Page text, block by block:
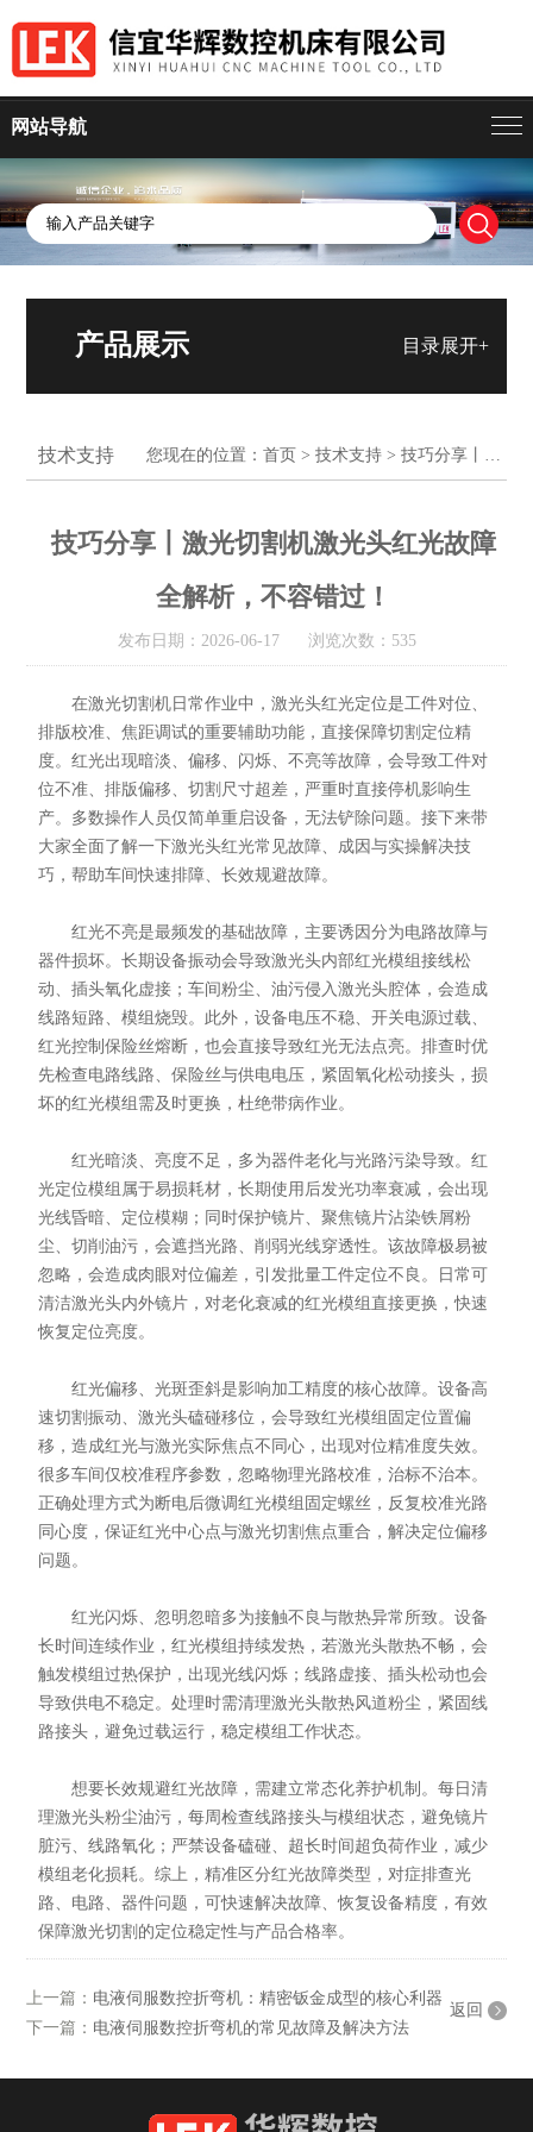
网站导航
目录展开+
产品展示
技术支持 您现在的位置：首页 >技术支持 > 技巧分享丨激光切割机激光头红光故障全解析，不容错过！
技巧分享丨激光切割机激光头红光故障
全解析，不容错过！
发布日期：2026-06-17 浏览次数：535
在激光切割机日常作业中，激光头红光定位是工件对位、
排版校准、焦距调试的重要辅助功能，直接保障切割定位精
度。红光出现暗淡、偏移、闪烁、不亮等故障，会导致工件对
位不准、排版偏移、切割尺寸超差，严重时直接停机影响生
产。多数操作人员仅简单重启设备，无法铲除问题。接下来带
大家全面了解一下激光头红光常见故障、成因与实操解决技
巧，帮助车间快速排障、长效规避故障。
红光不亮是最频发的基础故障，主要诱因分为电路故障与
器件损坏。长期设备振动会导致激光头内部红光模组接线松
动、插头氧化虚接；车间粉尘、油污侵入激光头腔体，会造成
线路短路、模组烧毁。此外，设备电压不稳、开关电源过载、
红光控制保险丝熔断，也会直接导致红光无法点亮。排查时优
先检查电路线路、保险丝与供电电压，紧固氧化松动接头，损
坏的红光模组需及时更换，杜绝带病作业。
红光暗淡、亮度不足，多为器件老化与光路污染导致。红
光定位模组属于易损耗材，长期使用后发光功率衰减，会出现
光线昏暗、定位模糊；同时保护镜片、聚焦镜片沾染铁屑粉
尘、切削油污，会遮挡光路、削弱光线穿透性。该故障极易被
忽略，会造成肉眼对位偏差，引发批量工件定位不良。日常可
清洁激光头内外镜片，对老化衰减的红光模组直接更换，快速
恢复定位亮度。
红光偏移、光斑歪斜是影响加工精度的核心故障。设备高
速切割振动、激光头磕碰移位，会导致红光模组固定位置偏
移，造成红光与激光实际焦点不同心，出现对位精准度失效。
很多车间仅校准程序参数，忽略物理光路校准，治标不治本。
正确处理方式为断电后微调红光模组固定螺丝，反复校准光路
同心度，保证红光中心点与激光切割焦点重合，解决定位偏移
问题。
红光闪烁、忽明忽暗多为接触不良与散热异常所致。设备
长时间连续作业，红光模组持续发热，若激光头散热不畅，会
触发模组过热保护，出现光线闪烁；线路虚接、插头松动也会
导致供电不稳定。处理时需清理激光头散热风道粉尘，紧固线
路接头，避免过载运行，稳定模组工作状态。
想要长效规避红光故障，需建立常态化养护机制。每日清
理激光头粉尘油污，每周检查线路接头与模组状态，避免镜片
脏污、线路氧化；严禁设备磕碰、超长时间超负荷作业，减少
模组老化损耗。综上，精准区分红光故障类型，对症排查光
路、电路、器件问题，可快速解决故障、恢复设备精度，有效
保障激光切割的定位稳定性与产品合格率。
上一篇： 电液伺服数控折弯机：精密钣金成型的核心利器
下一篇： 电液伺服数控折弯机的常见故障及解决方法
返回